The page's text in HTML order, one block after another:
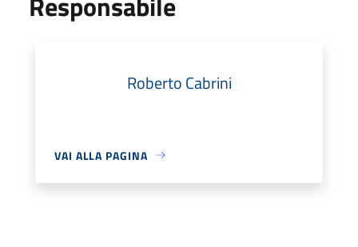
Roberto Cabrini
VAI ALLA PAGINA